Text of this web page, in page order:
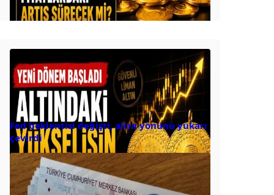
Fed beklentisi değişti, altın yönünü yukarı
çevirdi